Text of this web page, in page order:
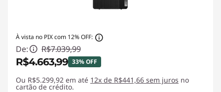
À vista no PIX com 12% OFF:
De: R$7.039,99
R$4.663,99 33% OFF
Economias instantâneas :-R$2.376,00
Ou R$5.299,92 em até 12x de R$441,66 sem juros no
cartão de crédito.